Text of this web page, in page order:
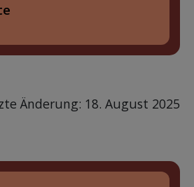
Änderung: 18. August 2025